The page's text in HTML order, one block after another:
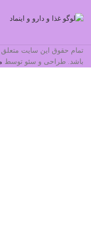
تمام حقوق این سایت متعلق
باشد. طراحی و سئو توسط